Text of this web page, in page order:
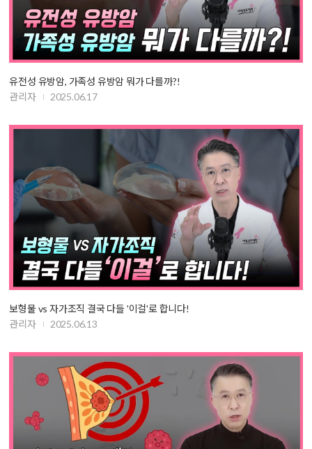
유전성 유방암, 가족성 유방암 뭐가 다를까?!
관리자
2025.06.17
보형물 vs 자가조직 결국 다들 '이걸'로 합니다!
관리자
2025.06.13